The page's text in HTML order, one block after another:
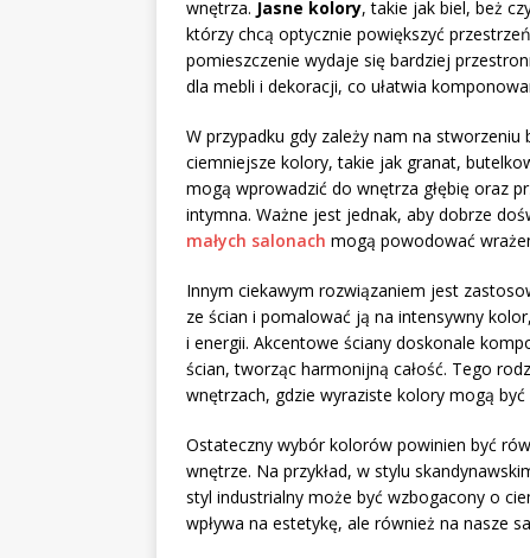
wnętrza. Jasne kolory, takie jak biel, beż
którzy chcą optycznie powiększyć
pomieszczenie wydaje się bardziej
dla mebli i dekoracji, co ułatwia
W przypadku gdy zależy nam na stworzeniu
ciemniejsze kolory, takie jak granat,
mogą wprowadzić do wnętrza głębię oraz
intymna. Ważne jest jednak, aby dobrze
małych salonach mogą powodować
Innym ciekawym rozwiązaniem jest
ze ścian i pomalować ją na intensywny
i energii. Akcentowe ściany doskonale
ścian, tworząc harmonijną całość. Tego
wnętrzach, gdzie wyraziste kolory mogą
Ostateczny wybór kolorów powinien być
wnętrze. Na przykład, w stylu
styl industrialny może być wzbogacony o
wpływa na estetykę, ale również na nasze